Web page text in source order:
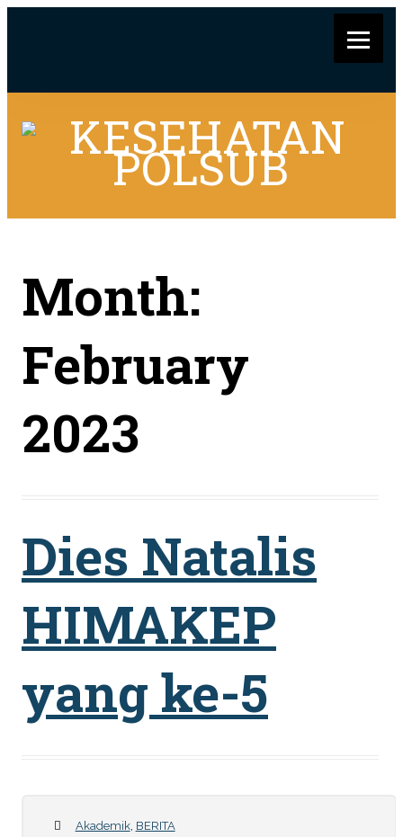
Month:
February
2023
Dies Natalis
HIMAKEP
yang ke-5
Akademik, BERITA